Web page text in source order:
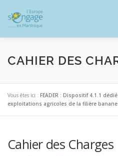
contenu
PROGRAMMES J’AI UN
CAHIER DES
Vous êtes ici : FEADER : Dispositif 4.1.1
exploitations agricoles de la filière banane
Cahier des Charges